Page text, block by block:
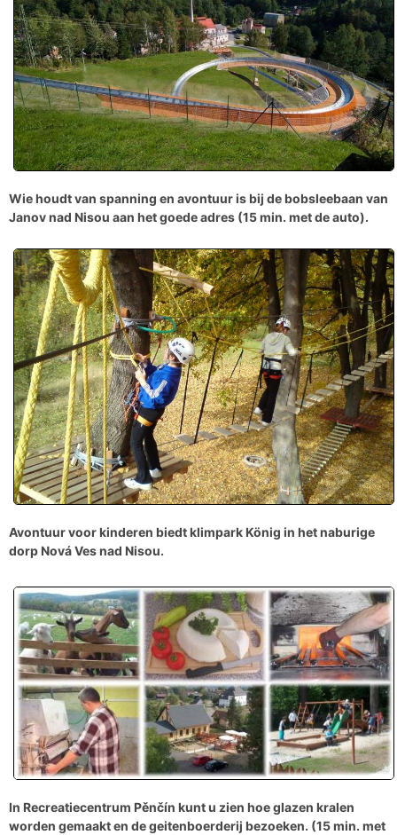
Wie houdt van spanning en avontuur is bij de bobsleebaan van
Janov nad Nisou aan het goede adres (15 min. met de auto).
Avontuur voor kinderen biedt klimpark König in het naburige
dorp Nová Vesnad Nisou.
In Recreatiecentrum Pěnčín kunt u zien hoeglazen kralen
worden gemaakt en de geitenboerderij bezoeken. (15 min. met